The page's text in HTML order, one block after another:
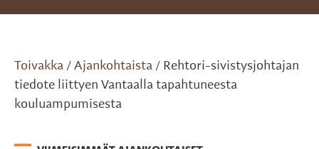
Toivakka / Ajankohtaista / Rehtori-sivistysjohtajan
tiedote liittyen Vantaalla tapahtuneesta
kouluampumisesta